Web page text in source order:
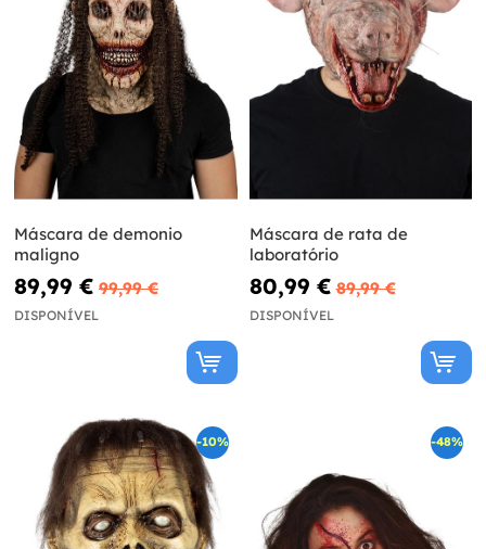
Máscara de demonio
maligno
89,99 € 99,99 €
DISPONÍVEL
Máscara de rata de
laboratório
80,99 € 89,99 €
DISPONÍVEL
-10% -48%